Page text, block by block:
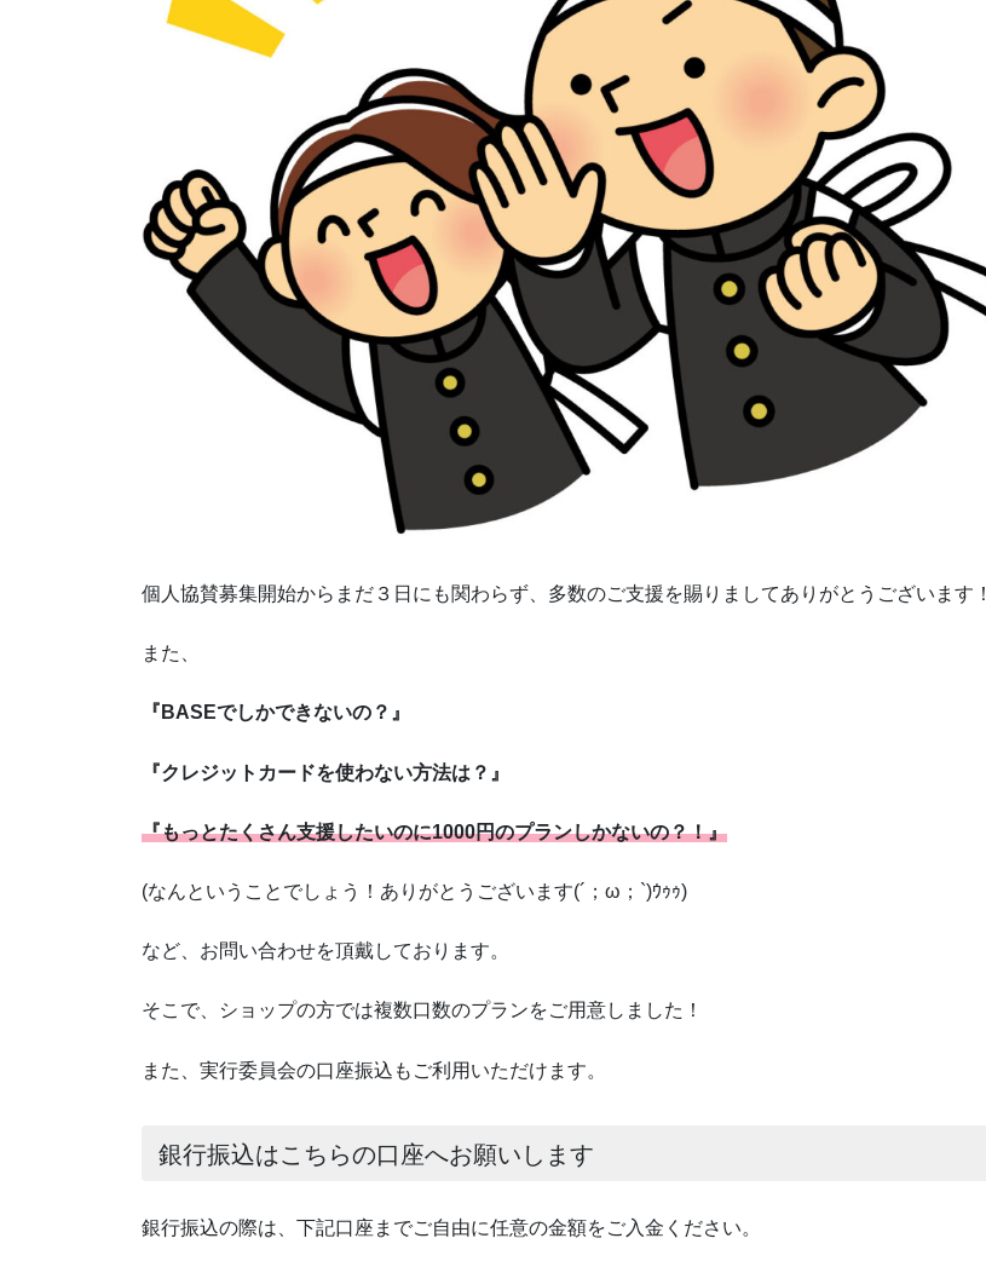
個人協賛募集開始からまだ３日にも関わらず、多数のご支援を賜りましてありがとうございます！
また、
『BASEでしかできないの？』
『クレジットカードを使わない方法は？』
『もっとたくさん支援したいのに1000円のプランしかないの？！』
(なんということでしょう！ありがとうございます(´；ω；`)ｳｩｩ)
など、お問い合わせを頂戴しております。
そこで、ショップの方では複数口数のプランをご用意しました！
また、実行委員会の口座振込もご利用いただけます。
銀行振込はこちらの口座へお願いします
銀行振込の際は、下記口座までご自由に任意の金額をご入金ください。